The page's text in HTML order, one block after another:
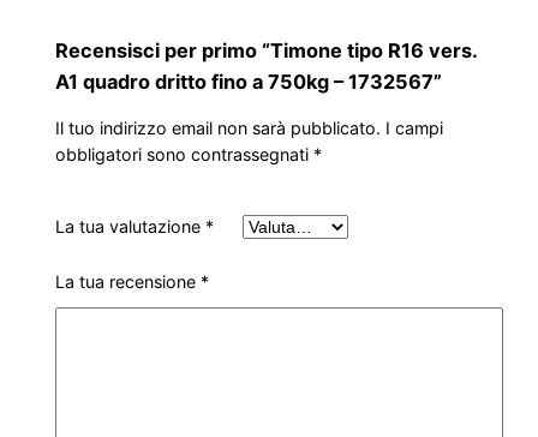
Recensisci per primo “Timone tipo R16 vers.
A1 quadro dritto fino a 750kg – 1732567”
Il tuo indirizzo email non sarà pubblicato. I campi
obbligatori sono contrassegnati *
La tua valutazione *
La tua recensione *